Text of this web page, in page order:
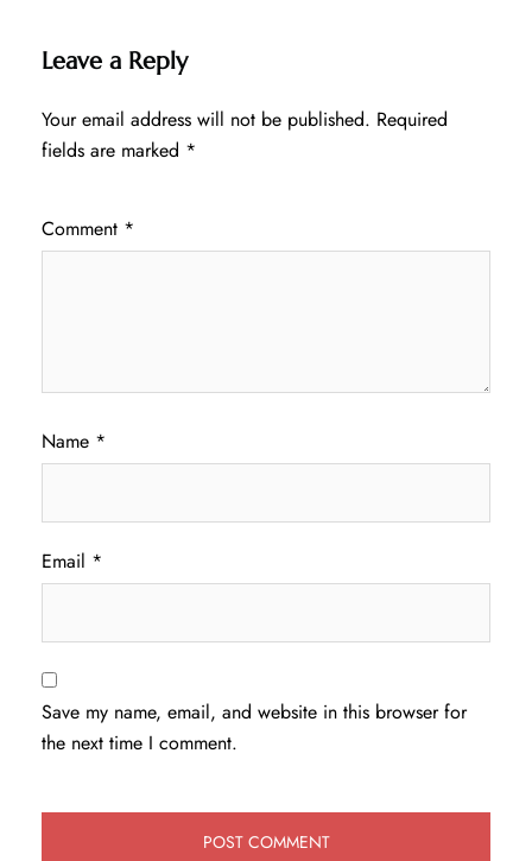
Leave a Reply
Your email address will not be published. Required
fields are marked *
Comment *
Name *
Email *
Save my name, email, and website in this browser for
the next time I comment.